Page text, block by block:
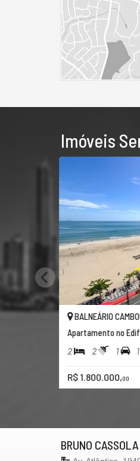
Imóveis
BALNEÁRIO
Apartamento no
2 2 1
R$ 1.800.000,00
BRUNO CASSOLA